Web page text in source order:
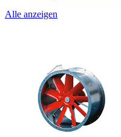
Alle anzeigen